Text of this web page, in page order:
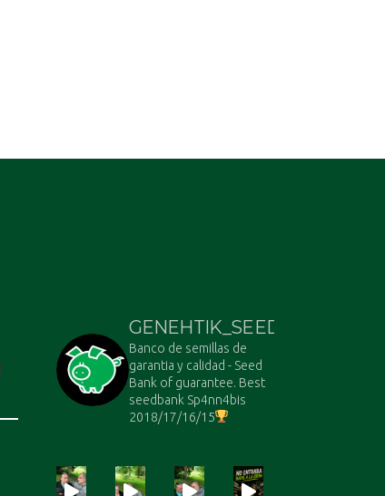
GENEHTIK_SEEDS
Banco de semillas de
garantia y calidad - Seed
Bank of guarantee. Best
seedbank Sp4nn4bis
2018/17/16/15